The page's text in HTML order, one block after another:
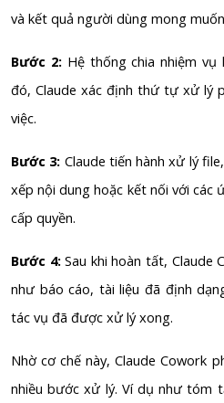
và kết quả người dùng mong
Bước 2: Hệ thống chia nhiệm
đó, Claude xác định thứ tự xử lý
việc.
Bước 3: Claude tiến hành xử lý
xếp nội dung hoặc kết nối với các
cấp quyền.
Bước 4:Sau khi hoàn tất, Claude
như báo cáo, tài liệu đã định
tác vụ đã được xử lý xong.
Nhờ cơ chế này, Claude Cowork
nhiều bước xử lý. Ví dụ như tóm